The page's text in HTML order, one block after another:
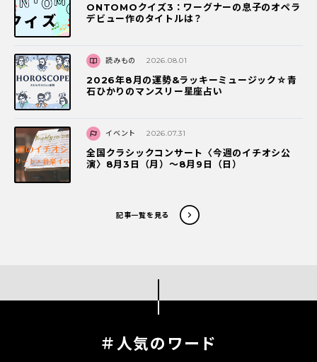
ONTOMOクイズ3：ワーグナーの息子のオペラ
デビュー作のタイトルは？
読みもの 2026.08.01
2026年8月の運勢&ラッキーミュージック☆青
石ひかりのマンスリー星座占い
イベント 2026.07.31
全国クラシックコンサート〈今週のイチオシ公
演〉8月3日（月）～8月9日（日）
記事一覧を見る
＃人気のワード